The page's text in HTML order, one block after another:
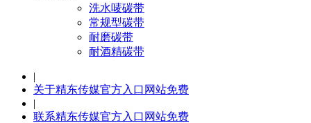
洗水唛碳带
常规型碳带
耐磨碳带
耐酒精碳带
|
关于精东传媒官方入口网站免费
|
联系精东传媒官方入口网站免费